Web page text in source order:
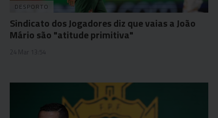
DESPORTO
Sindicato dos Jogadores diz que vaias a João
Mário são "atitude primitiva"
24 Mar 13:54